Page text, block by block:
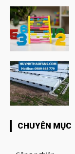
CHUYÊN MỤC